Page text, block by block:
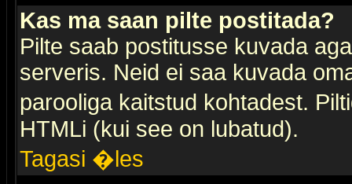
Kas ma saan pilte postitada?
Pilte saab postitusse kuvada
serveris. Neid ei saa kuvada
parooliga kaitstud kohtadest.
HTMLi (kui see on lubatud).
Tagasi �les